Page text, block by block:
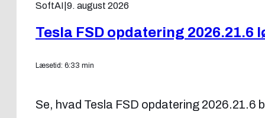
SoftAI 9. august 2026
Tesla FSD opdatering 2026.21.6
Læsetid: 6:33 min
Se, hvad Tesla FSD opdatering